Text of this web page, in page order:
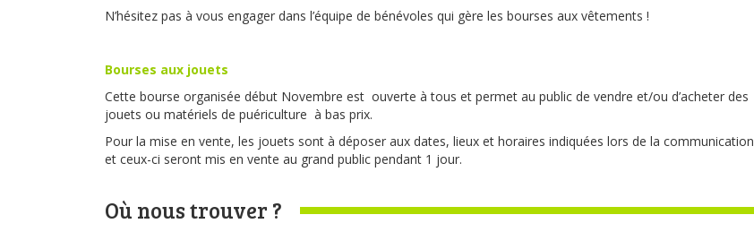
N’hésitez pas à vous engager dans l’équipe de bénévoles qui gère les bourses aux vêtements !
Bourses aux jouets
Cette bourse organisée début Novembre est ouverte à tous et permet au public de vendre et/ou d’acheter des
jouets ou matériels de puériculture à bas prix.
Pour la mise en vente, les jouets sont à déposer aux dates, lieux et horaires indiquées lors de la communication
et ceux-ci seront mis en vente au grand public pendant 1 jour.
Où nous trouver ?